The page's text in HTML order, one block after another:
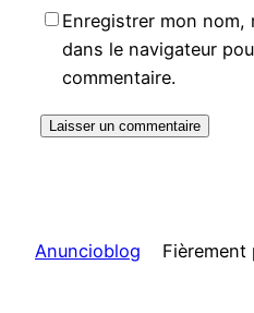
Enregistrer mon
dans le navigateur
commentaire.
Anuncioblog Fièrement